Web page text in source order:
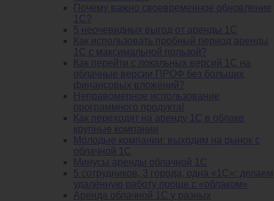
Почему важно своевременное обновление
1С?
5 неочевидных выгод от аренды 1С
Как использовать пробный период аренды
1С с максимальной пользой?
Как перейти с локальных версий 1С на
облачные версии ПРОФ без больших
финансовых вложений?
Неправомерное использование
программного продукта!
Как переходят на аренду 1С в облаке
крупные компании
Молодые компании: выходим на рынок с
облачной 1С
Минусы аренды облачной 1С
5 сотрудников, 3 города, одна «1С»: делаем
удалённую работу проще с «облаком»
Аренда облачной 1С у разных